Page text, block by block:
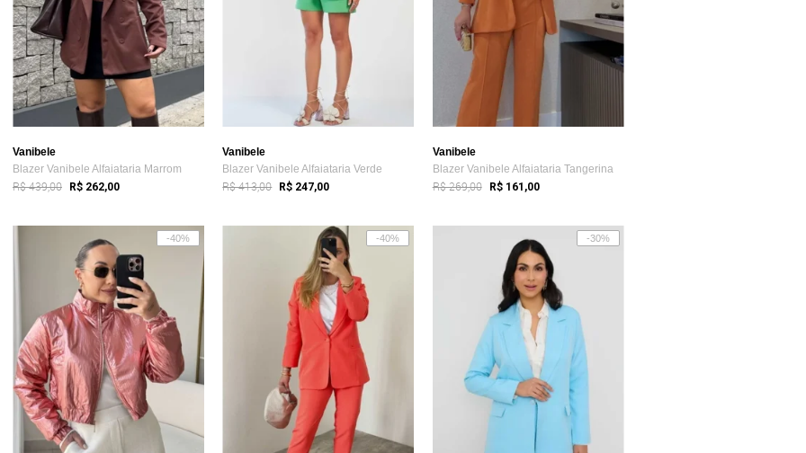
Vanibele
Blazer Vanibele Alfaiataria Marrom
R$ 439,00 R$ 262,00
Vanibele
Blazer Vanibele Alfaiataria Verde
R$ 413,00 R$ 247,00
Vanibele
Blazer Vanibele Alfaiataria Tangerina
R$ 269,00 R$ 161,00
-40% -40% -30%